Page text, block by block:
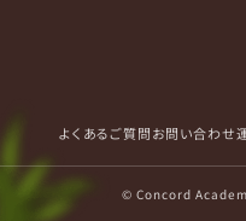
よくあるご質問お問い合わせ
© Concord